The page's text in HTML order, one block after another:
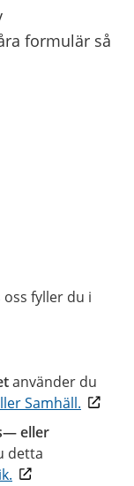
formulär så
fyller du i
använder du
Samhäll.
eller
detta